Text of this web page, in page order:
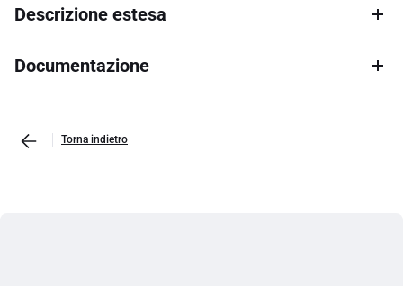
Descrizione estesa
Documentazione
Torna indietro